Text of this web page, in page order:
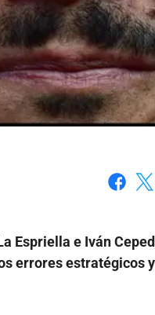
Espriella e Iván
errores estratégicos